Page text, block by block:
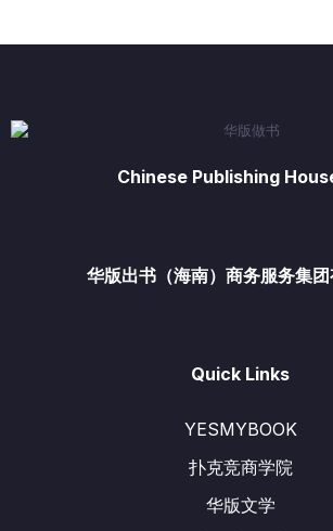
Chinese Publishing
华版出书（海南）商务服务集团
Quick Links
YESMYBOOK
扑克竞商学院
华版文学